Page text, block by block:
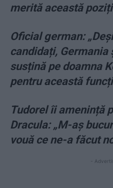
merită această
Oficial german:
candidați, Germania
susțină pe doamna
pentru această
Tudorel îi amenință
Dracula: „M-aș
vouă ce ne-a făcut
-